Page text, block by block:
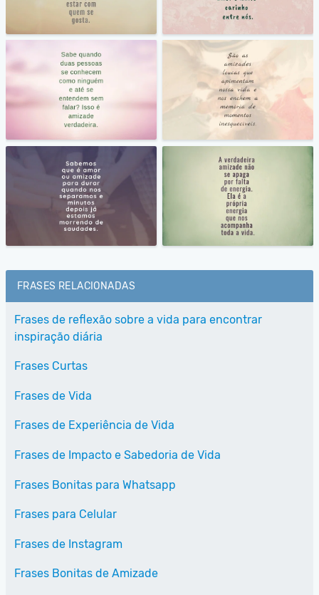
FRASES RELACIONADAS
Frases de reflexão sobre a vida para encontrar
inspiração diária
Frases Curtas
Frases de Vida
Frases de Experiência de Vida
Frases de Impacto e Sabedoria de Vida
Frases Bonitas para Whatsapp
Frases para Celular
Frases de Instagram
Frases Bonitas de Amizade